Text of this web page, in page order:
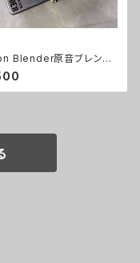
Blender原音ブレンド
BASIC KIT】